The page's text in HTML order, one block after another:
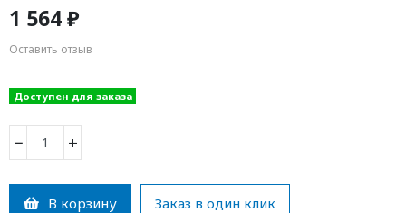
1 564 ₽
Оставить отзыв
Доступен для заказа
− +
В корзину Заказ в один клик